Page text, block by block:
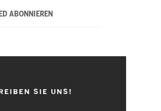
ABONNIEREN
SIE UNS!